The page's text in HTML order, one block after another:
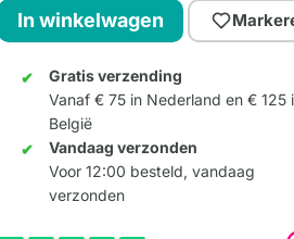
Story
aantal
In winkelwagen
Gratis verzending
Vanaf € 75 in Nederland en € 125
België
Vandaag verzonden
Voor 12:00 besteld, vandaag
verzonden